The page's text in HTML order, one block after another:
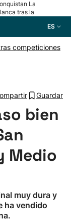
La
tras la
ES
competiciones
Guardar
bien
Medio
muy dura y
ha vendido